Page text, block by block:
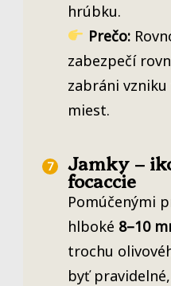
hrúbku.
Prečo:
zabezpečí
zabráni vzniku
miest.
Jamky –
focaccie
Pomúčenými
hlboké 8–10
trochu
byť